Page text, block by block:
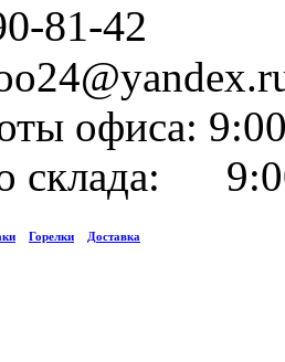
81-42
офиса:
склада:
Горелки Доставка